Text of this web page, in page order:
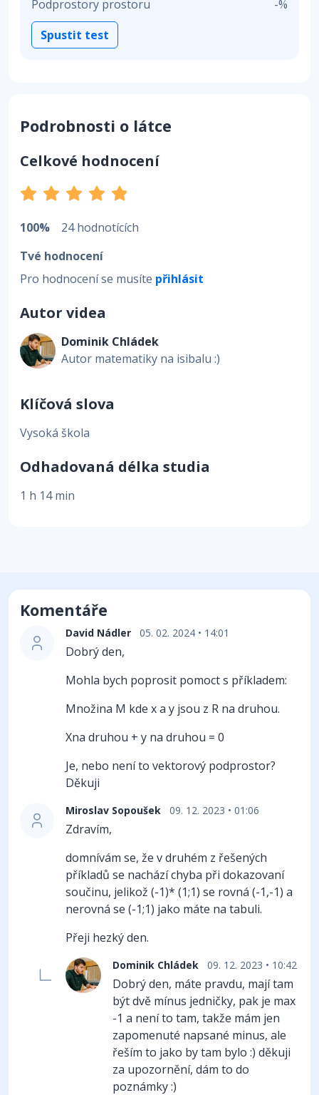
Podprostory prostoru
-%
Spustit test
Podrobnosti o látce
Celkové hodnocení
100%
24 hodnotících
Tvé hodnocení
Pro hodnocení se musíte přihlásit
Autor videa
Dominik Chládek
Autor matematiky na isibalu :)
Klíčová slova
Vysoká škola
Odhadovaná délka studia
1 h 14 min
Komentáře
David Nádler 05. 02. 2024 • 14:01
Dobrý den,
Mohla bych poprosit pomoct s příkladem:
Množina M kde x a y jsou z R na druhou.
Xna druhou + y na druhou = 0
Je, nebo není to vektorový podprostor?
Děkuji
Miroslav Sopoušek 09. 12. 2023 • 01:06
Zdravím,
domnívám se, že v druhém z řešených
příkladů se nachází chyba při dokazovaní
součinu, jelikož (-1)* (1;1) se rovná (-1,-1) a
nerovná se (-1;1) jako máte na tabuli.
Přeji hezký den.
Dominik Chládek 09. 12. 2023 • 10:42
Dobrý den, máte pravdu, mají tam
být dvě mínus jedničky, pak je max
-1 a není to tam, takže mám jen
zapomenuté napsané minus, ale
řeším to jako by tam bylo :) děkuji
za upozornění, dám to do
poznámky :)